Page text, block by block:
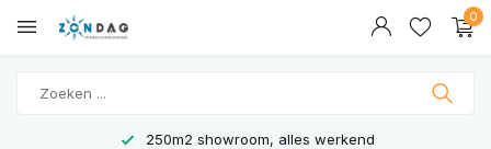
0
250m2 showroom, alles werkend